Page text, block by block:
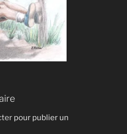
pour publier un